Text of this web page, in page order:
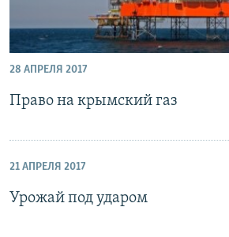
28 АПРЕЛЯ 2017
Право на крымский газ
21 АПРЕЛЯ 2017
Урожай под ударом